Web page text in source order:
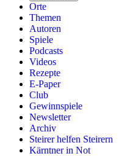
Orte
Themen
Autoren
Spiele
Podcasts
Videos
Rezepte
E-Paper
Club
Gewinnspiele
Newsletter
Archiv
Steirer helfen Steirern
Kärntner in Not